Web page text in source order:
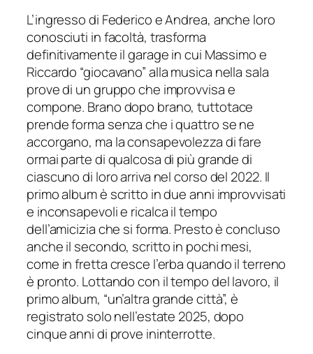
L’ingresso di Federico e Andrea, anche loro
conosciuti in facoltà, trasforma
definitivamente il garage in cui Massimo e
Riccardo “giocavano” alla musica nella sala
prove di un gruppo che improvvisa e
compone. Brano dopo brano, tuttotace
prende forma senza che i quattro se ne
accorgano, ma la consapevolezza di fare
ormai parte di qualcosa di più grande di
ciascuno di loro arriva nel corso del 2022. Il
primo album è scritto in due anni improvvisati
e inconsapevoli e ricalca il tempo
dell’amicizia che si forma. Presto è concluso
anche il secondo, scritto in pochi mesi,
come in fretta cresce l’erba quando il terreno
è pronto. Lottando con il tempo del lavoro, il
primo album, “un’altra grande città”, è
registrato solo nell’estate 2025, dopo
cinque anni di prove ininterrotte.